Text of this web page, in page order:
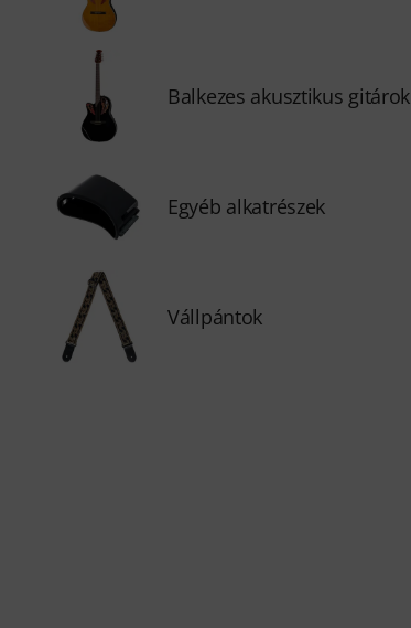
Balkezes akusztikus gitárok
Egyéb alkatrészek
Vállpántok